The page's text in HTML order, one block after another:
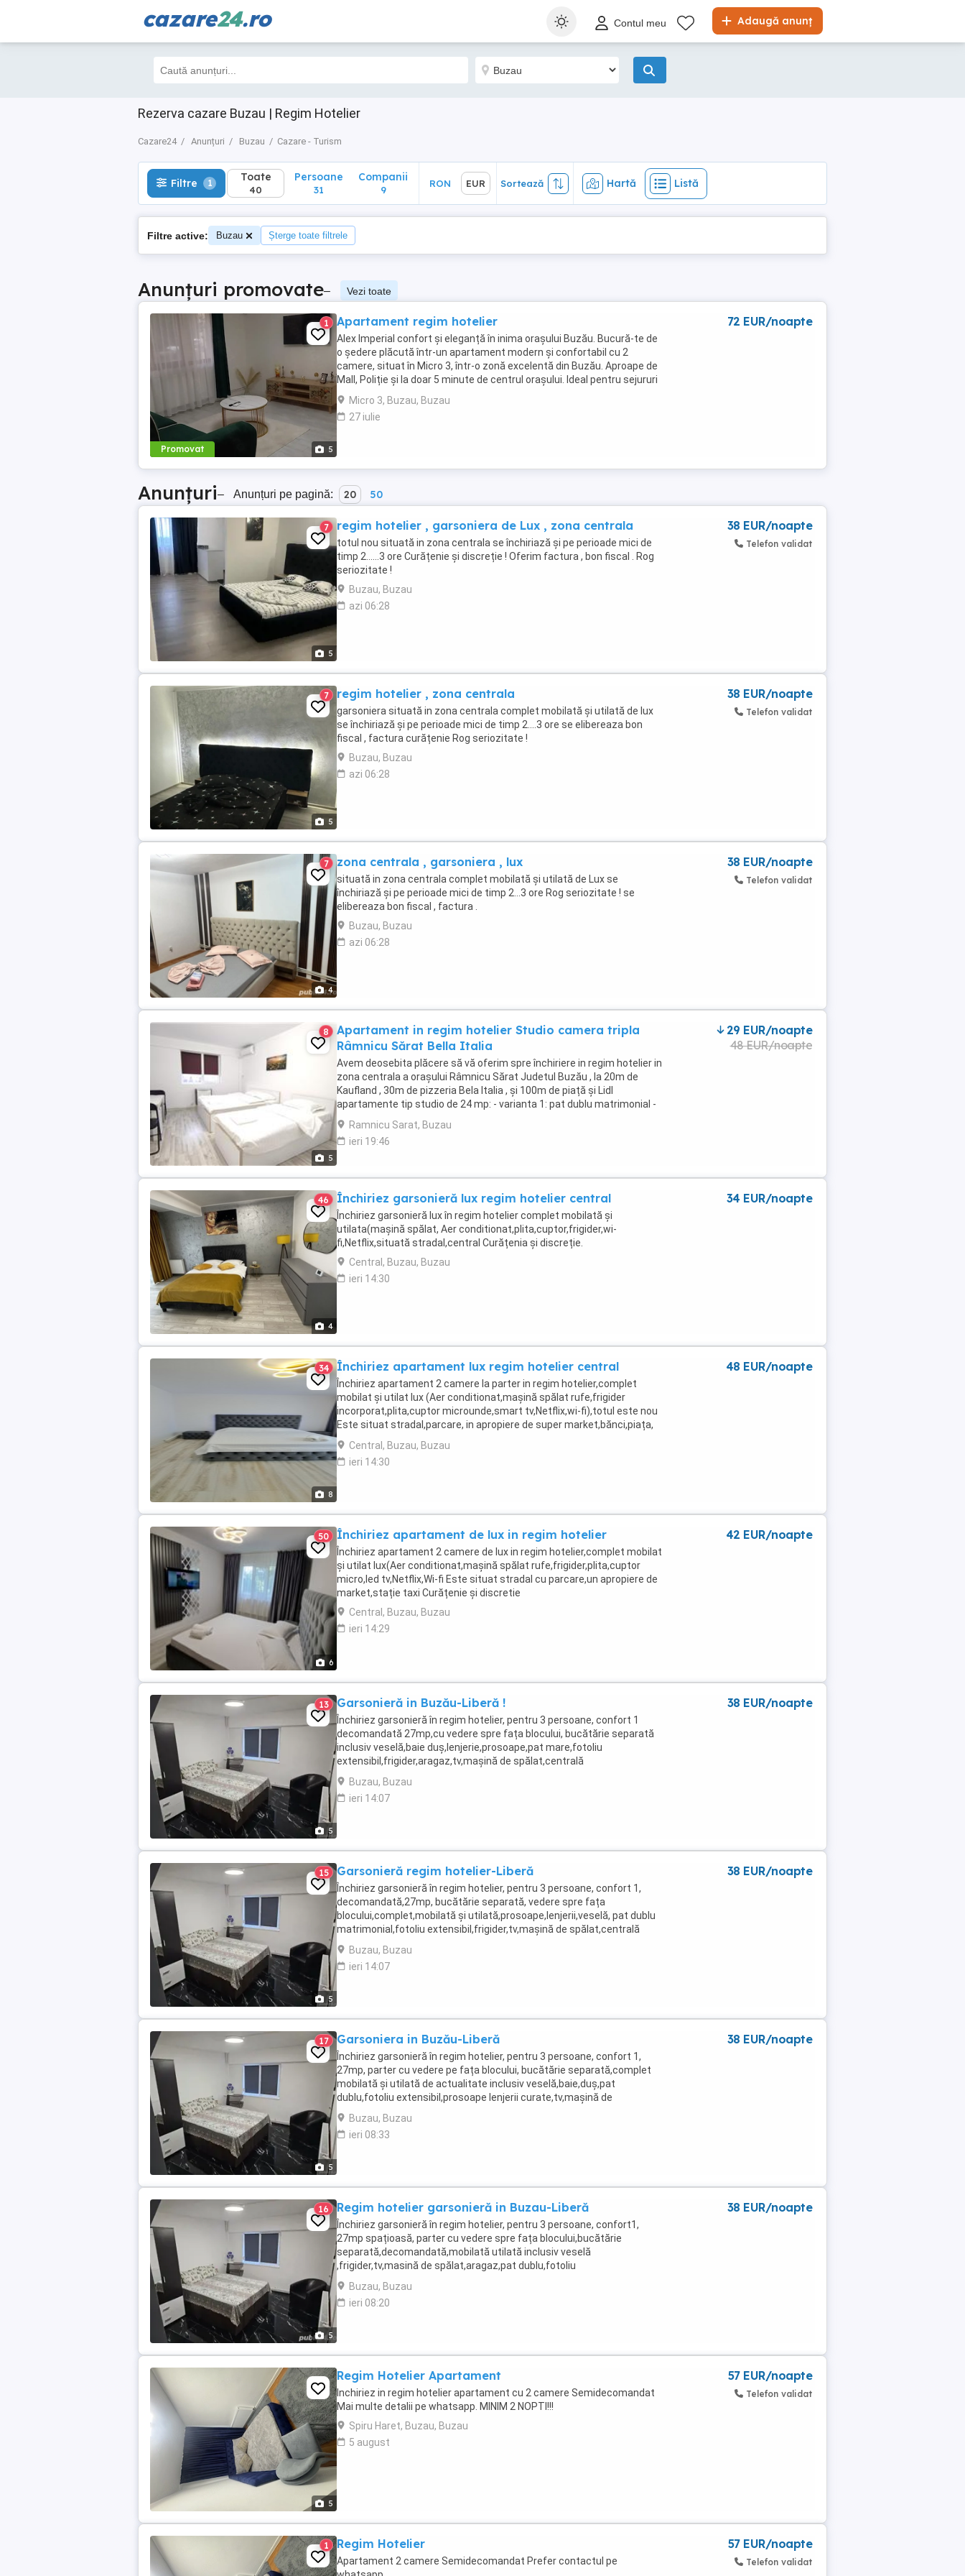
cazare24.ro Adaugă anunț
Contul meu
Rezerva cazare Buzau | Regim Hotelier
Cazare24 Anunțuri Buzau Cazare - Turism
Filtre 1 Toate
40
Hartă Listă
Filtre 1 Toate
40
Persoane
31
Companii
9
RON EUR Sortează Hartă Listă
Filtre active: Buzau Șterge toate filtrele
Anunțuri promovate– Vezi toate
Promovat 5
1 Apartament regim hotelier
Alex Imperial confort și eleganță în inima orașului Buzău. Bucură-te de
o ședere plăcută într-un apartament modern și confortabil cu 2
camere, situat în Micro 3, într-o zonă excelentă din Buzău. Aproape de
Mall, Poliție și la doar 5 minute de centrul orașului. Ideal pentru sejururi
de scurtă sau lungă ...
Micro 3, Buzau, Buzau
27 iulie
72 EUR/noapte
Anunțuri– Anunțuri pe pagină: 20 50
5
7 regim hotelier , garsoniera de Lux , zona centrala
totul nou situată in zona centrala se închiriază și pe perioade mici de
timp 2......3 ore Curățenie și discreție ! Oferim factura , bon fiscal . Rog
seriozitate !
Buzau, Buzau
azi 06:28
38 EUR/noapte
Telefon validat
5
7 regim hotelier , zona centrala
garsoniera situată in zona centrala complet mobilată și utilată de lux
se închiriază și pe perioade mici de timp 2....3 ore se elibereaza bon
fiscal , factura curățenie Rog seriozitate !
Buzau, Buzau
azi 06:28
38 EUR/noapte
Telefon validat
4
7 zona centrala , garsoniera , lux
situată in zona centrala complet mobilată și utilată de Lux se
închiriază și pe perioade mici de timp 2...3 ore Rog seriozitate ! se
elibereaza bon fiscal , factura .
Buzau, Buzau
azi 06:28
38 EUR/noapte
Telefon validat
5
8
Apartament in regim hotelier Studio camera tripla
Râmnicu Sărat Bella Italia
Avem deosebita plăcere să vă oferim spre închiriere in regim hotelier in
zona centrala a orașului Râmnicu Sărat Judetul Buzău , la 20m de
Kaufland , 30m de pizzeria Bela Italia , și 100m de piață și Lidl
apartamente tip studio de 24 mp: - varianta 1: pat dublu matrimonial -
150 lei - varianta 2 pat ...
Ramnicu Sarat, Buzau
ieri 19:46
29 EUR/noapte
48 EUR/noapte
4
46 Închiriez garsonieră lux regim hotelier central
Închiriez garsonieră lux în regim hotelier complet mobilată și
utilata(mașină spălat, Aer conditionat,plita,cuptor,frigider,wi-
fi,Netflix,situată stradal,central Curățenia și discreție.
Central, Buzau, Buzau
ieri 14:30
34 EUR/noapte
8
34 Închiriez apartament lux regim hotelier central
Închiriez apartament 2 camere la parter in regim hotelier,complet
mobilat și utilat lux (Aer conditionat,mașină spălat rufe,frigider
incorporat,plita,cuptor microunde,smart tv,Netflix,wi-fi),totul este nou
Este situat stradal,parcare, in apropiere de super market,bănci,piața,
stație taxi,autobuz. Curățenie ...
Central, Buzau, Buzau
ieri 14:30
48 EUR/noapte
6
50 Închiriez apartament de lux in regim hotelier
Închiriez apartament 2 camere de lux in regim hotelier,complet mobilat
și utilat lux(Aer conditionat,mașină spălat rufe,frigider,plita,cuptor
micro,led tv,Netflix,Wi-fi Este situat stradal cu parcare,un apropiere de
market,stație taxi Curățenie și discretie
Central, Buzau, Buzau
ieri 14:29
42 EUR/noapte
5
13 Garsonieră in Buzău-Liberă !
Închiriez garsonieră în regim hotelier, pentru 3 persoane, confort 1
decomandată 27mp,cu vedere spre fața blocului, bucătărie separată
inclusiv veselă,baie duș,lenjerie,prosoape,pat mare,fotoliu
extensibil,frigider,aragaz,tv,mașină de spălat,centrală
proprie,WIFI,parcare rezervată în fața blocului,CHECK-OUT: ...
Buzau, Buzau
ieri 14:07
38 EUR/noapte
5
15 Garsonieră regim hotelier-Liberă
Închiriez garsonieră în regim hotelier, pentru 3 persoane, confort 1,
decomandată,27mp, bucătărie separată, vedere spre fața
blocului,complet,mobilată și utilată,prosoape,lenjerii,veselă, pat dublu
matrimonial,fotoliu extensibil,frigider,tv,mașină de spălat,centrală
proprie,WIFI,loc de parcare rezervat ...
Buzau, Buzau
ieri 14:07
38 EUR/noapte
5
17 Garsoniera in Buzău-Liberă
Închiriez garsonieră în regim hotelier, pentru 3 persoane, confort 1,
27mp, parter cu vedere pe fața blocului, bucătărie separată,complet
mobilată și utilată de actualitate inclusiv veselă,baie,duș,pat
dublu,fotoliu extensibil,prosoape lenjerii curate,tv,mașină de
spălat,frigider,aragaz,centrală proprie,WIFI,parcare ...
Buzau, Buzau
ieri 08:33
38 EUR/noapte
5
16 Regim hotelier garsonieră in Buzau-Liberă
Închiriez garsonieră în regim hotelier, pentru 3 persoane, confort1,
27mp spațioasă, parter cu vedere spre fața blocului,bucătărie
separată,decomandată,mobilată utilată inclusiv veselă
,frigider,tv,masină de spălat,aragaz,pat dublu,fotoliu
extensibil,prosoape lenjerii,baie,duș,centrală proprie; WIFI,loc ...
Buzau, Buzau
ieri 08:20
38 EUR/noapte
5
Regim Hotelier Apartament
Inchiriez in regim hotelier apartament cu 2 camere Semidecomandat
Mai multe detalii pe whatsapp. MINIM 2 NOPTI!!!
Spiru Haret, Buzau, Buzau
5 august
57 EUR/noapte
Telefon validat
1 Regim Hotelier
Apartament 2 camere Semidecomandat Prefer contactul pe
57 EUR/noapte
Telefon validat